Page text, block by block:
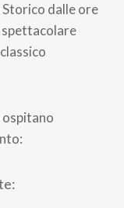
dalle ore
spettacolare
ospitano